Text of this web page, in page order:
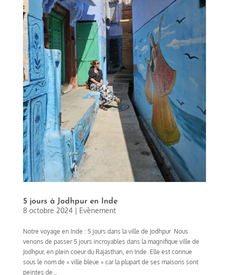
5 jours à Jodhpur en Inde
8 octobre 2024| Evènement
Notre voyage en Inde : 5 jours dans la ville de Jodhpur Nous
venons de passer 5 jours incroyables dans la magnifique ville de
Jodhpur, en plein coeur du Rajasthan, en Inde. Elle est connue
sous le nom de « ville bleue » car la plupart de ses maisons sont
peintes de...